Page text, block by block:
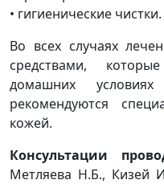
• гигиенические чистки.
Во всех случаях
средствами,
домашних
рекомендуются
кожей.
Консультации
Метляева Н.Б., Кизей